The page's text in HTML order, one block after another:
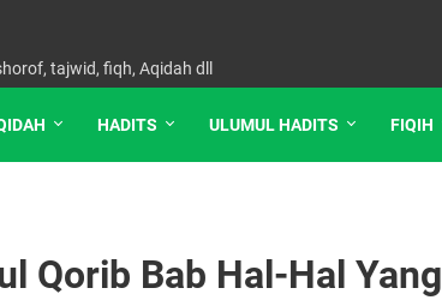
tajwid, fiqh, Aqidah dll
HADITS ULUMUL HADITS FIQIH
Qorib Bab Hal-Hal Yang